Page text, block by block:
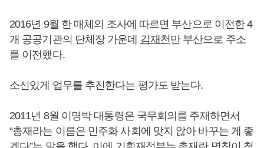
2016년 9월 한 매체의 조사에 따르면 부산으로 이전한 4
개 공공기관의 단체장 가운데 김재천만 부산으로 주소
를 이전했다.
소신있게 업무를 추진한다는 평가도 받는다.
2011년 8월 이명박 대통령은 국무회의를 주재하면서
“총재라는 이름은 민주화 사회에 맞지 않아 바꾸는 게 좋